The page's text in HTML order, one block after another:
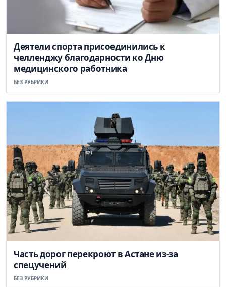
Деятели спорта присоединились к
челленджу благодарности ко Дню
медицинского работника
БЕЗ РУБРИКИ
Часть дорог перекроют в Астане из-за
спецучений
БЕЗ РУБРИКИ